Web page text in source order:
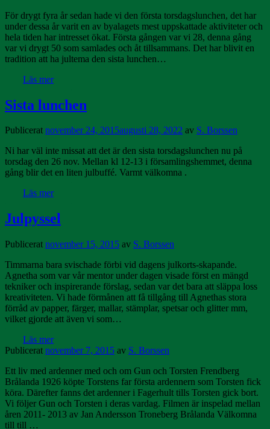
För drygt fyra år sedan hade vi den första torsdagslunchen, det har
under dessa år varit en av byalagets mest uppskattade aktiviteter och
hela tiden har intresset ökat. Första gången var vi 28, denna gång
var vi drygt 50 som samlades och åt tillsammans. Det har blivit en
tradition att ha jultema den sista lunchen…
Läs mer
Sista lunchen
Publicerat november 24, 2015augusti 28, 2022 av S. Borssen
Ni har väl inte missat att det är den sista torsdagslunchen nu på
torsdag den 26 nov. Mellan kl 12-13 i församlingshemmet, denna
gång blir det en liten julbuffé. Varmt välkomna .
Läs mer
Julpyssel
Publicerat november 15, 2015 av S. Borssen
Timmarna bara svischade förbi vid dagens julkorts-skapande.
Agnetha som var vår mentor under dagen visade först en mängd
tekniker och inspirerande förslag, sedan var det bara att släppa loss
kreativiteten. Vi hade förmånen att få tillgång till Agnethas stora
förråd av papper, färger, mallar, stämplar, spetsar och glitter mm,
vilket gjorde att även vi som…
Läs mer
Publicerat november 7, 2015 av S. Borssen
Ett liv med ardenner med och om Gun och Torsten Frendberg
Brålanda 1926 köpte Torstens far första ardennern som Torsten fick
köra. Därefter fanns det ardenner i Fagerhult tills Torsten gick bort.
Vi följer Gun och Torsten i deras vardag. Filmen är inspelad mellan
åren 2011- 2013 av Jan Andersson Troneberg Brålanda Välkomna
till till …